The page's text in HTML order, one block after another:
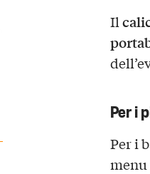
Il
Per i
Per i
menu